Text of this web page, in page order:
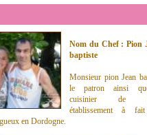
Nom du Chef : Pion
baptiste
Monsieur pion Jean
le patron ainsi
cuisinier de
établissement à
en Dordogne.